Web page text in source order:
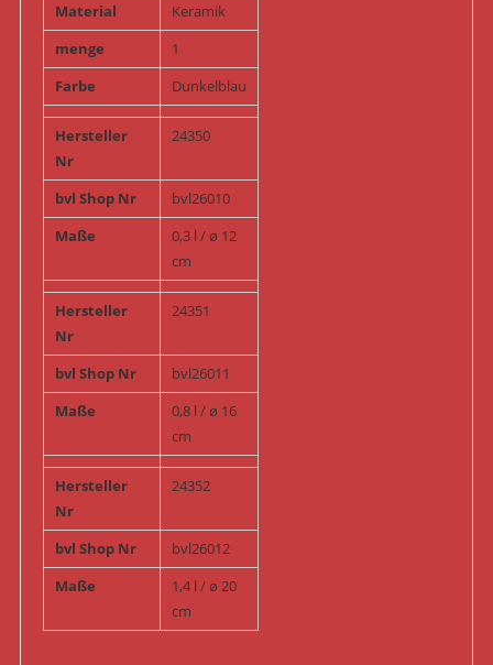
Material
Keramik
menge
1
Farbe
Dunkelblau
Hersteller
Nr
24350
bvl Shop Nr
bvl26010
Maße
0,3 l / ø 12
cm
Hersteller
Nr
24351
bvl Shop Nr
bvl26011
Maße
0,8 l / ø 16
cm
Hersteller
Nr
24352
bvl Shop Nr
bvl26012
Maße
1,4 l / ø 20
cm